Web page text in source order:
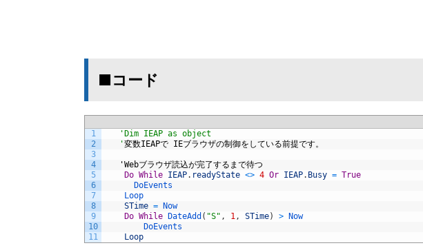
■コード
1
2
3
4
5
6
7
8
9
10
11
'Dim IEAP as object
'変数IEAPで IEブラウザの制御をしている前提です。
'Webブラウザ読込が完了するまで待つ
Do While IEAP. readyState <> 4 Or IEAP. Busy = True
DoEvents
Loop
STime = Now
Do While DateAdd ( "S" , 1 , STime) > Now
DoEvents
Loop